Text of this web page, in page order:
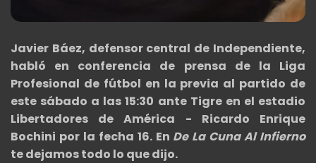
Javier Báez, defensor central de Independiente,
habló en conferencia de prensa de la Liga
Profesional de fútbol en la previa al partido de
este sábado a las 15:30 ante Tigre en el estadio
Libertadores de América - Ricardo Enrique
Bochini por la fecha 16. En De La Cuna Al Infierno
te dejamos todo lo que dijo.